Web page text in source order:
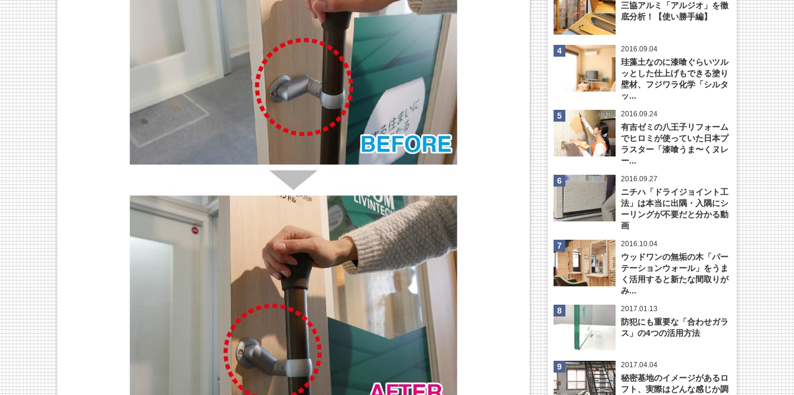
三協アルミ「アルジオ」を徹
底分析！【使い勝手編】
2016.09.04
珪藻土なのに漆喰ぐらいツル
ッとした仕上げもできる塗り
壁材、フジワラ化学「シルタ
ッ...
2016.09.24
有吉ゼミの八王子リフォーム
でヒロミが使っていた日本プ
ラスター「漆喰うま〜くヌレ
ー...
2016.09.27
ニチハ「ドライジョイント工
法」は本当に出隅・入隅にシ
ーリングが不要だと分かる動
画
2016.10.04
ウッドワンの無垢の木「パー
テーションウォール」をうま
く活用すると新たな間取りが
み...
2017.01.13
防犯にも重要な「合わせガラ
ス」の4つの活用方法
2017.04.04
秘密基地のイメージがあるロ
フト、実際はどんな感じか調